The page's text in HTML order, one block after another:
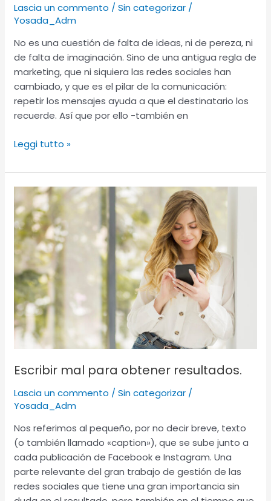
Lascia un commento /Sin categorizar /
Yosada_Adm
No es una cuestión de falta de ideas, ni de pereza, ni
de falta de imaginación. Sino de una antigua regla de
marketing, que ni siquiera las redes sociales han
cambiado, y que es el pilar de la comunicación:
repetir los mensajes ayuda a que el destinatario los
recuerde. Así que por ello -también en
Leggi tutto »
Escribir mal para obtener resultados.
Lascia un commento /Sin categorizar /
Yosada_Adm
Nos referimos al pequeño, por no decir breve, texto
(o también llamado «caption»), que se sube junto a
cada publicación de Facebook e Instagram. Una
parte relevante del gran trabajo de gestión de las
redes sociales que tiene una gran importancia sin
Escribir
mal
para
obtener
resultados.